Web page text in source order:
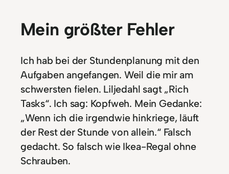
Mein größter Fehler
Ich hab bei der Stundenplanung mit den
Aufgaben angefangen. Weil die mir am
schwersten fielen. Liljedahl sagt „Rich
Tasks“. Ich sag: Kopfweh. Mein Gedanke:
„Wenn ich die irgendwie hinkriege, läuft
der Rest der Stunde von allein.“ Falsch
gedacht. So falsch wie Ikea-Regal ohne
Schrauben.